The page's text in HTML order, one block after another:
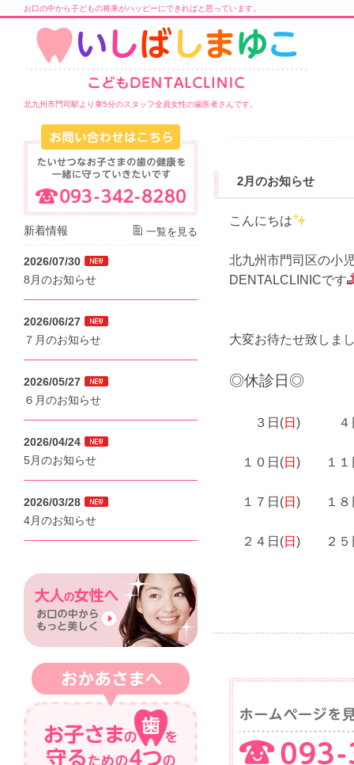
お口の中から子どもの将来がハッピーにできればと思っています。
北九州市門司駅より車5分のスタッフ全員女性の歯医者さんです。
2月のお知らせ
こんにちは
北九州市門司区の小
DENTALCLINICです
大変お待たせ致しま
◎休診日◎
３日(日) ４日
１０日(日) １１
１７日(日) １８
２４日(日) ２５
新着情報 一覧を見る
2026/07/30
8月のお知らせ
2026/06/27
７月のお知らせ
2026/05/27
６月のお知らせ
2026/04/24
5月のお知らせ
2026/03/28
4月のお知らせ